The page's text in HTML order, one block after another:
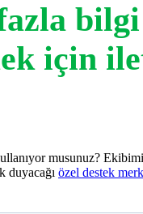
bilgi
için
musunuz?
duyacağı özel destek